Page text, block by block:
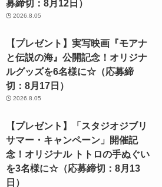
募締切：8月12日）
2026.8.05
【プレゼント】実写映画『モアナ
と伝説の海』公開記念！オリジナ
ルグッズを6名様に☆（応募締
切：8月17日）
2026.8.05
【プレゼント】「スタジオジブリ
サマー・キャンペーン」開催記
念！オリジナル トトロの手ぬぐい
を3名様に☆（応募締切：8月13
日）